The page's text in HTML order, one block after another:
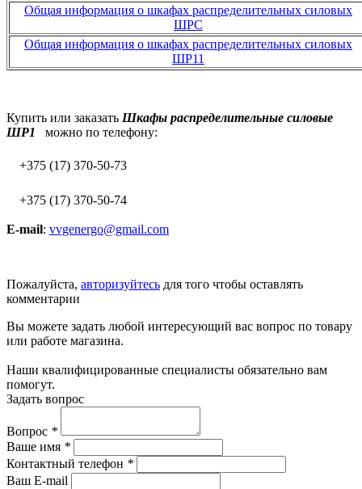
Общая информация о шкафах распределительных силовых
ШРС
Общая информация о шкафах распределительных силовых
ШР11
Купить или заказать Шкафы распределительные силовые
ШР1
можно по телефону:
+375 (17) 370-50-73
+375 (17) 370-50-74
E-mail: vvgenergo@gmail.com
Пожалуйста, авторизуйтесь для того чтобы оставлять
комментарии
Вы можете задать любой интересующий вас вопрос по товару
или работе магазина.
Наши квалифицированные специалисты обязательно вам
помогут.
Задать вопрос
Вопрос *
Ваше имя *
Контактный телефон *
Ваш E-mail